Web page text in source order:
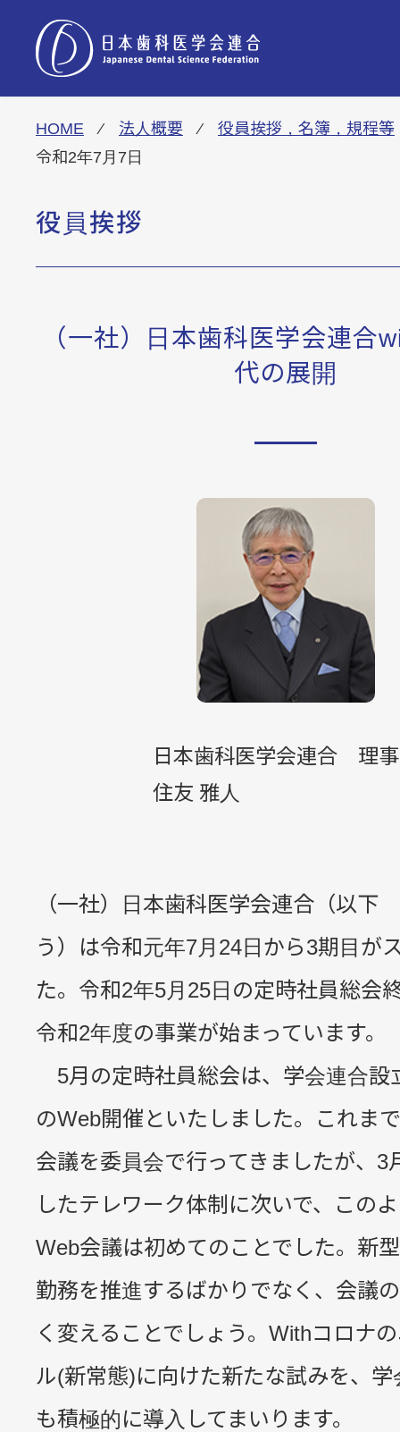
HOME ⁄ 法人概要 ⁄ 役員挨拶，名簿，規程等
令和2年7月7日
役員挨拶
（一社）日本歯科医学会連合
代の展開
日本歯科医学会連合 理
住友 雅人
（一社）日本歯科医学会連合（以
う）は令和元年7月24日から3期目が
た。令和2年5月25日の定時社員総会
令和2年度の事業が始まっています。
5月の定時社員総会は、学会連合設
のWeb開催といたしました。これま
会議を委員会で行ってきましたが、3
したテレワーク体制に次いで、この
Web会議は初めてのことでした。新
勤務を推進するばかりでなく、会議
く変えることでしょう。Withコロナ
ル(新常態)に向けた新たな試みを、学
も積極的に導入してまいります。
HOME
お知らせ
事業概要
アクセス・お問い合わ